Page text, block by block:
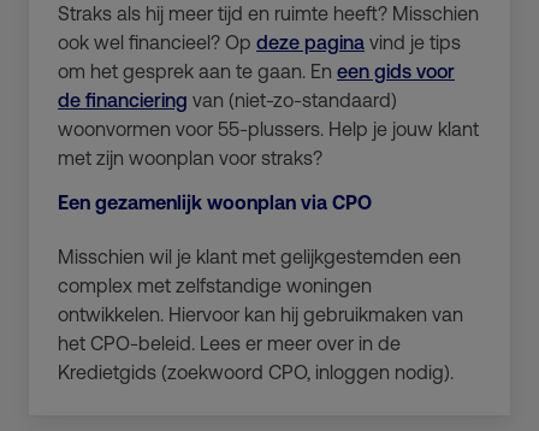
Straks als hij meer tijd en ruimte heeft? Misschien
ook wel financieel? Op deze pagina vind je tips
om het gesprek aan te gaan. En een gids voor
de financiering van (niet-zo-standaard)
woonvormen voor 55-plussers. Help je jouw klant
met zijn woonplan voor straks?
Een gezamenlijk woonplan via CPO
Misschien wil je klant met gelijkgestemden een
complex met zelfstandige woningen
ontwikkelen. Hiervoor kan hij gebruikmaken van
het CPO-beleid. Lees er meer over in de
Kredietgids (zoekwoord CPO, inloggen nodig).